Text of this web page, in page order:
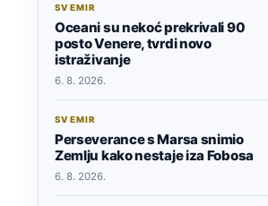
SVEMIR
Oceani su nekoć prekrivali 90
posto Venere, tvrdi novo
istraživanje
6. 8. 2026.
SVEMIR
Perseverance s Marsa snimio
Zemlju kako nestaje iza Fobosa
6. 8. 2026.